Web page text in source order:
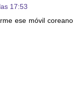
17:53
ese móvil coreano